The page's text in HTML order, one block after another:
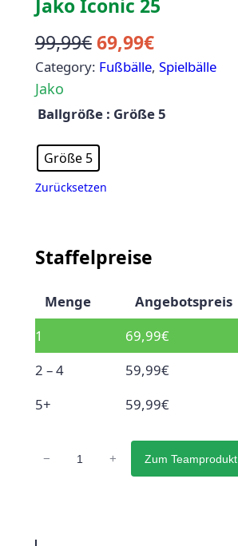
Jako Iconic 25
99,99€69,99€
Category: Fußbälle, Spielbälle
Jako
Ballgröße : Größe 5
Größe 5
Zurücksetzen
Staffelpreise
Menge
Angebotspreis
1
69,99€
2 – 4
59,99€
5+
59,99€
− + Zum Teamprodukt